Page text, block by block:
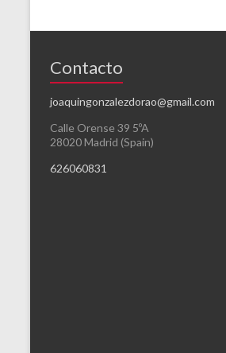
Contacto
joaquingonzalezdorao@gmail.com
Calle Orense 39 5ºA
28020 Madrid (Spain)
626060831